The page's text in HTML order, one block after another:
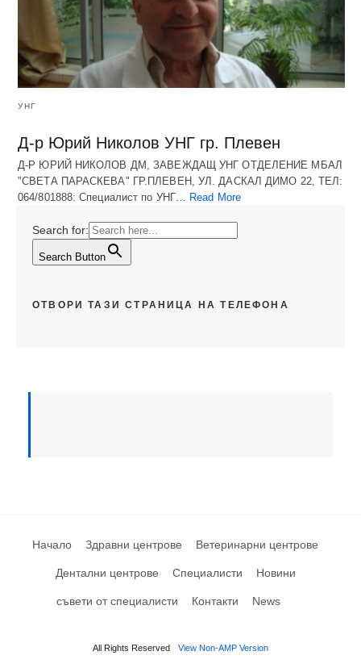
УНГ
Д-р Юрий Николов УНГ гр. Плевен
Д-Р ЮРИЙ НИКОЛОВ ДМ, ЗАВЕЖДАЩ УНГ ОТДЕЛЕНИЕ МБАЛ
"СВЕТА ПАРАСКЕВА" ГР.ПЛЕВЕН, УЛ. ДАСКАЛ ДИМО 22, ТЕЛ:
064/801888: Специалист по УНГ… Read More
Search for:
Search Button
ОТВОРИ ТАЗИ СТРАНИЦА НА ТЕЛЕФОНА
Начало Здравни центрове Ветеринарни центрове
Дентални центрове Специалисти Новини
съвети от специалисти Контакти News
All Rights Reserved View Non-AMP Version